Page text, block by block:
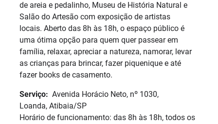
de areia e pedalinho, Museu de História Natural e
Salão do Artesão com exposição de artistas
locais. Aberto das 8h às 18h, o espaço público é
uma ótima opção para quem quer passear em
família, relaxar, apreciar a natureza, namorar, levar
as crianças para brincar, fazer piquenique e até
fazer books de casamento.
Serviço: Avenida Horácio Neto, nº 1030,
Loanda, Atibaia/SP
Horário de funcionamento: das 8h às 18h, todos os